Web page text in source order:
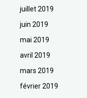
juillet 2019
juin 2019
mai 2019
avril 2019
mars 2019
février 2019